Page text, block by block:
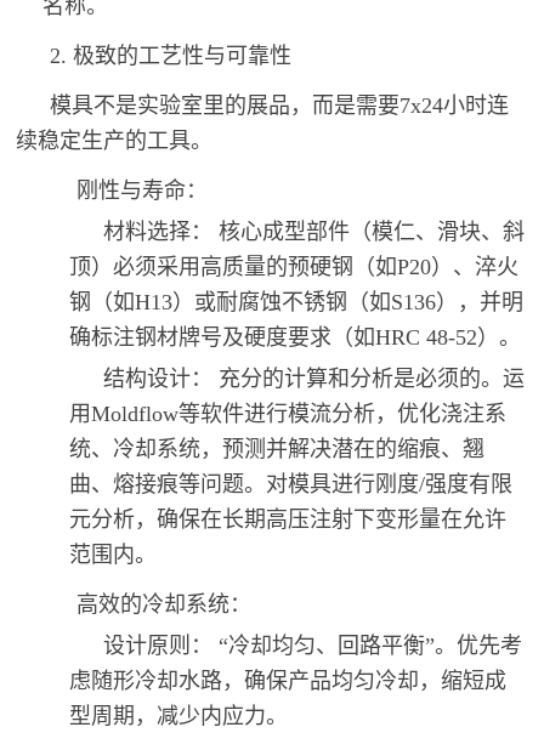
名称。
2. 极致的工艺性与可靠性
模具不是实验室里的展品，而是需要7x24小时连
续稳定生产的工具。
刚性与寿命：
材料选择： 核心成型部件（模仁、滑块、斜
顶）必须采用高质量的预硬钢（如P20）、淬火
钢（如H13）或耐腐蚀不锈钢（如S136），并明
确标注钢材牌号及硬度要求（如HRC 48-52）。
结构设计： 充分的计算和分析是必须的。运
用Moldflow等软件进行模流分析，优化浇注系
统、冷却系统，预测并解决潜在的缩痕、翘
曲、熔接痕等问题。对模具进行刚度/强度有限
元分析，确保在长期高压注射下变形量在允许
范围内。
高效的冷却系统：
设计原则： “冷却均匀、回路平衡”。优先考
虑随形冷却水路，确保产品均匀冷却，缩短成
型周期，减少内应力。